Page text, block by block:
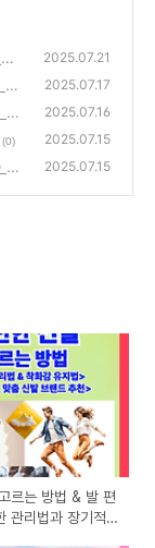
2025.07.21
2025.07.17
&
2025.07.16
(0) 2025.07.15
2025.07.15
르는 방법 & 발 편
관리법과 장기적